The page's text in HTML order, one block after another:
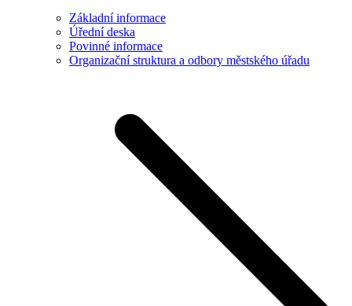
Základní informace
Úřední deska
Povinné informace
Organizační struktura a odbory městského úřadu